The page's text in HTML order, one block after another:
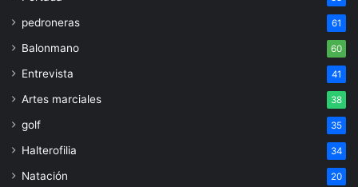
pedroneras 61
Balonmano 60
Entrevista 41
Artes marciales 38
golf 35
Halterofilia 34
Natación 20